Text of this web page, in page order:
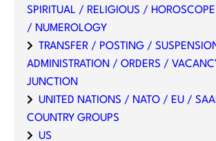
SPIRITUAL / RELIGIOUS /
/ NUMEROLOGY
TRANSFER / POSTING /
ADMINISTRATION / ORDERS /
JUNCTION
UNITED NATIONS / NATO / EU /
COUNTRY GROUPS
US